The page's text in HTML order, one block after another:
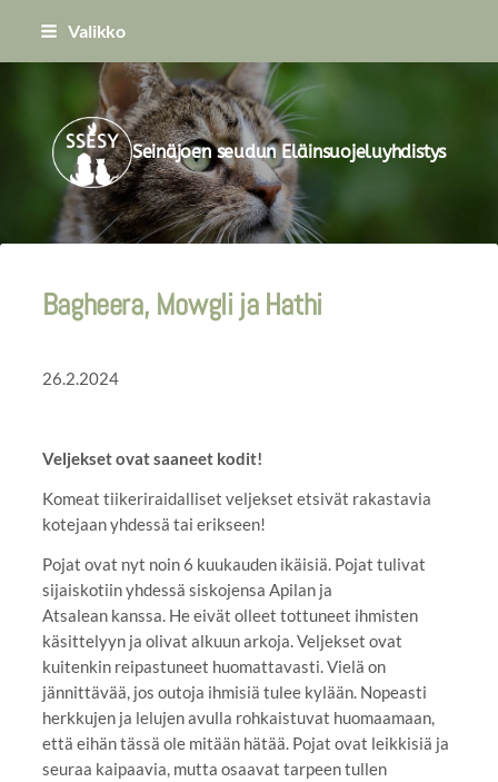
Siirry
Valikko
Seinäjoen seudun Eläinsuojeluyhdistys
Bagheera, Mowgli ja Hathi
26.2.2024
Veljekset ovat saaneet kodit!
Komeat tiikeriraidalliset veljekset etsivät rakastavia
kotejaan yhdessä tai erikseen!
Pojat ovat nyt noin 6 kuukauden ikäisiä. Pojat tulivat
sijaiskotiin yhdessä siskojensa Apilan ja
Atsalean kanssa. He eivät olleet tottuneet ihmisten
käsittelyyn ja olivat alkuun arkoja. Veljekset ovat
kuitenkin reipastuneet huomattavasti. Vielä on
jännittävää, jos outoja ihmisiä tulee kylään. Nopeasti
herkkujen ja lelujen avulla rohkaistuvat huomaamaan,
että eihän tässä ole mitään hätää. Pojat ovat leikkisiä ja
seuraa kaipaavia, mutta osaavat tarpeen tullen